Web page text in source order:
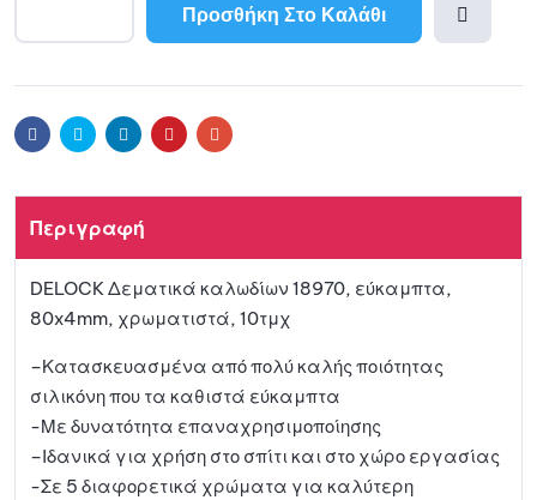
Προσθήκη Στο Καλάθι
αγαπη
μένων
FacebookTwitter LinkedinPinterestEmail
Περιγραφή
DELOCK Δεματικά καλωδίων 18970, εύκαμπτα,
80x4mm, χρωματιστά, 10τμχ
–Κατασκευασμένα από πολύ καλής ποιότητας
σιλικόνη που τα καθιστά εύκαμπτα
-Με δυνατότητα επαναχρησιμοποίησης
–Ιδανικά για χρήση στο σπίτι και στο χώρο εργασίας
-Σε 5 διαφορετικά χρώματα για καλύτερη